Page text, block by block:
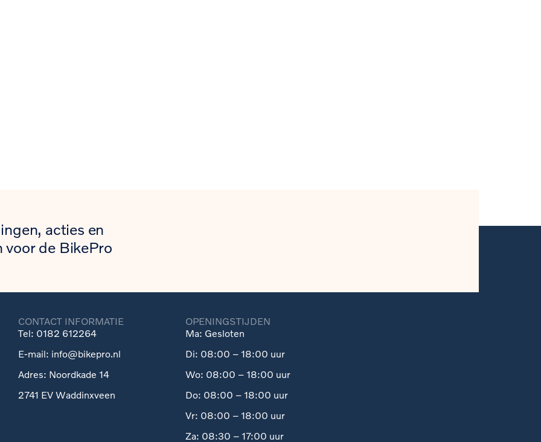
acties en
de BikePro
CONTACT INFORMATIE
Tel: 0182 612264
E-mail: info@bikepro.nl
Adres: Noordkade 14
2741 EV Waddinxveen
OPENINGSTIJDEN
Ma: Gesloten
Di: 08:00 – 18:00 uur
Wo: 08:00 – 18:00 uur
Do: 08:00 – 18:00 uur
Vr: 08:00 – 18:00 uur
Za: 08:30 – 17:00 uur